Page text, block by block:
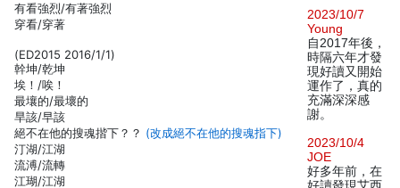
有看強烈/有著強烈
穿看/穿著
(ED2015 2016/1/1)
幹坤/乾坤
埃！/唉！
最壤的/最壞的
旱該/早該
絕不在他的搜魂揩下？？ (改成絕不在他的搜魂指下)
汀湖/江湖
流溥/流轉
江瑚/江湖
2023/10/7
Young
自2017年後，
時隔六年才發
現好讀又開始
運作了，真的
充滿深深感
謝。
2023/10/4
JOE
好多年前，在